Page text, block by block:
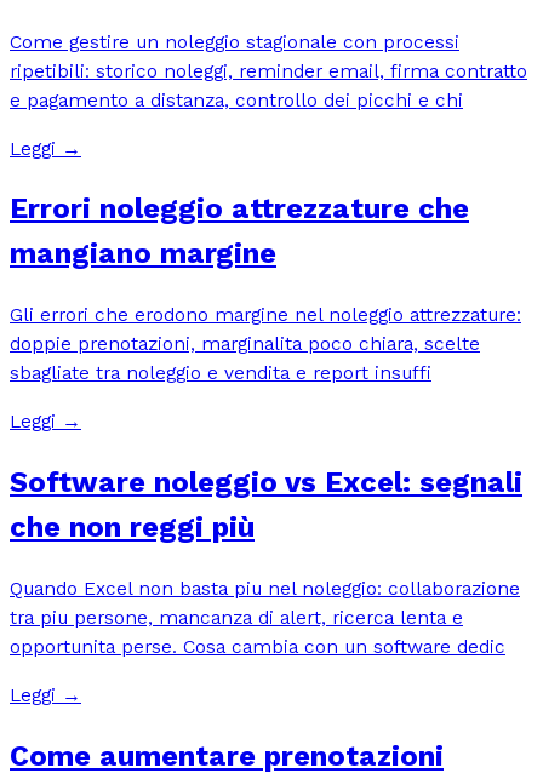
Come gestire un noleggio stagionale con processi
ripetibili: storico noleggi, reminder email, firma contratto
e pagamento a distanza, controllo dei picchi e chi
Leggi →
Errori noleggio attrezzature che
mangiano margine
Gli errori che erodono margine nel noleggio attrezzature:
doppie prenotazioni, marginalita poco chiara, scelte
sbagliate tra noleggio e vendita e report insuffi
Leggi →
Software noleggio vs Excel: segnali
che non reggi più
Quando Excel non basta piu nel noleggio: collaborazione
tra piu persone, mancanza di alert, ricerca lenta e
opportunita perse. Cosa cambia con un software dedic
Leggi →
Come aumentare prenotazioni